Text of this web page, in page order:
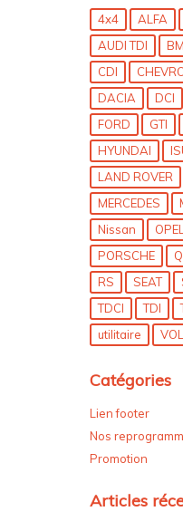
4x4 ALFA
AUDI TDI
CDI
DACIA
DCI
FORD
GTI
HYUNDAI
LAND ROVER
MERCEDES
Nissan
OPEL
PORSCHE
RS
SEAT
TDCI
TDI
utilitaire
Catégories
Lien footer
Nos
Promotion
Articles